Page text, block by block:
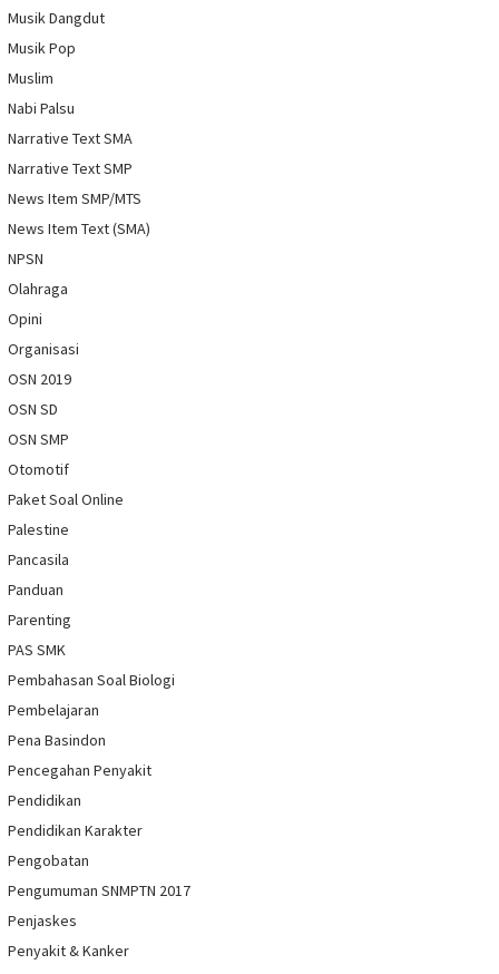
Musik Dangdut
Musik Pop
Muslim
Nabi Palsu
Narrative Text SMA
Narrative Text SMP
News Item SMP/MTS
News Item Text (SMA)
NPSN
Olahraga
Opini
Organisasi
OSN 2019
OSN SD
OSN SMP
Otomotif
Paket Soal Online
Palestine
Pancasila
Panduan
Parenting
PAS SMK
Pembahasan Soal Biologi
Pembelajaran
Pena Basindon
Pencegahan Penyakit
Pendidikan
Pendidikan Karakter
Pengobatan
Pengumuman SNMPTN 2017
Penjaskes
Penyakit & Kanker